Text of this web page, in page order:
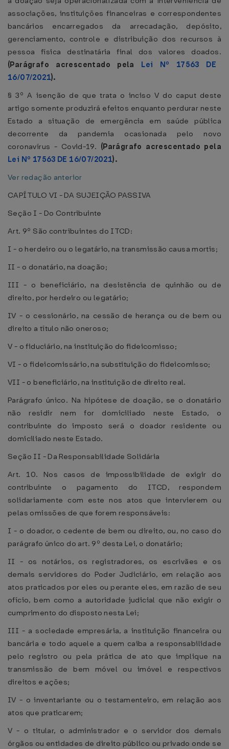
associações, instituições financeiras e correspondentes
bancários encarregados da arrecadação, depósito,
gerenciamento, controle e distribuição dos recursos à
pessoa física destinatária final dos valores doados.
(Parágrafo acrescentado pela Lei Nº 17563 DE
16/07/2021).
§ 3º A isenção de que trata o inciso V do caput deste
artigo somente produzirá efeitos enquanto perdurar neste
Estado a situação de emergência em saúde pública
decorrente da pandemia ocasionada pelo novo
coronavírus - Covid-19. (Parágrafo acrescentado pela
Lei Nº 17563 DE 16/07/2021).
Ver redação anterior
CAPÍTULO VI - DA SUJEIÇÃO PASSIVA
Seção I - Do Contribuinte
Art. 9º São contribuintes do ITCD:
I - o herdeiro ou o legatário, na transmissão causa mortis;
II - o donatário, na doação;
III - o beneficiário, na desistência de quinhão ou de
direito, por herdeiro ou legatário;
IV - o cessionário, na cessão de herança ou de bem ou
direito a título não oneroso;
V - o fiduciário, na instituição do fideicomisso;
VI - o fideicomissário, na substituição do fideicomisso;
VII - o beneficiário, na instituição de direito real.
Parágrafo único. Na hipótese de doação, se o donatário
não residir nem for domiciliado neste Estado, o
contribuinte do imposto será o doador residente ou
domiciliado neste Estado.
Seção II - Da Responsabilidade Solidária
Art. 10. Nos casos de impossibilidade de exigir do
contribuinte o pagamento do ITCD, respondem
solidariamente com este nos atos que intervierem ou
pelas omissões de que forem responsáveis:
I - o doador, o cedente de bem ou direito, ou, no caso do
parágrafo único do art. 9º desta Lei, o donatário;
II - os notários, os registradores, os escrivães e os
demais servidores do Poder Judiciário, em relação aos
atos praticados por eles ou perante eles, em razão de seu
ofício, bem como a autoridade judicial que não exigir o
cumprimento do disposto nesta Lei;
III - a sociedade empresária, a instituição financeira ou
bancária e todo aquele a quem caiba a responsabilidade
pelo registro ou pela prática de ato que implique na
transmissão de bem móvel ou imóvel e respectivos
direitos e ações;
IV - o inventariante ou o testamenteiro, em relação aos
atos que praticarem;
V - o titular, o administrador e o servidor dos demais
órgãos ou entidades de direito público ou privado onde se